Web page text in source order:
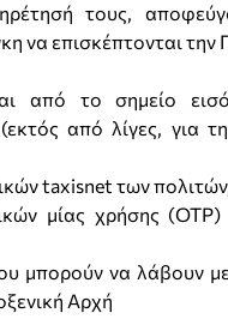
τους,
να επισκέπτονται
από το σημείο
από λίγες, για
taxisnet των
μίας χρήσης (OTP)
μπορούν να λάβουν
Αρχή